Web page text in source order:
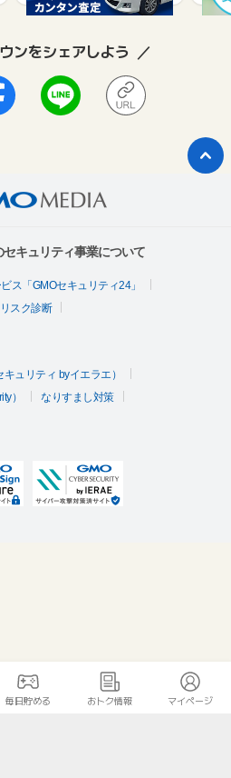
ンをシェアしよう
キュリティ事業について
ス「GMOセキュリティ24」
スク診断
ュリティ byイエラエ）
）
なりすまし対策
毎日貯める おトク情報 マイページ